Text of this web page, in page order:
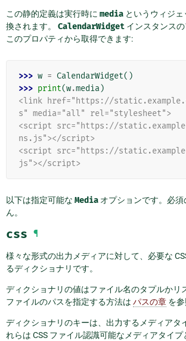
この静的定義は実行時に media というウィジ
換されます。 CalendarWidget インスタンスの
このプロパティから取得できます:
>>> w = CalendarWidget()
>>> print(w.media)
<link href="https://
s" media="all" rel="stylesheet">
<script src="https://
ns.js"></script>
<script src="https://
js"></script>
以下は指定可能な Media オプションです。必
ん。
css ¶
様々な形式の出力メディアに対して、必要な
るディクショナリです。
ディクショナリの値はファイル名のタプルかリ
ファイルのパスを指定する方法は パスの章 を
ディクショナリのキーは、出力するメディアタ
れらは CSS ファイル認識可能なメディアタイプ